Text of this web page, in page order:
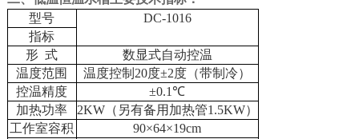
型号
DC-1016
指标
形 式
数显式自动控温
温度范围
温度控制20度±2度（带制冷）
控温精度
±0.1℃
加热功率
2KW（另有备用加热管1.5KW）
工作室容积
90×64×19cm